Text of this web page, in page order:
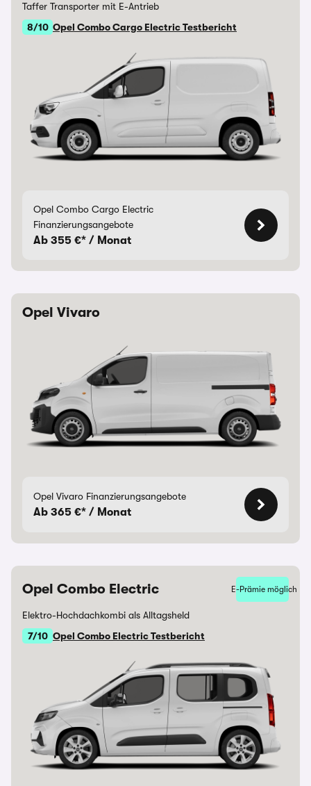
Taffer Transporter mit E-Antrieb
8/10 Opel Combo Cargo Electric Testbericht
Opel Combo Cargo Electric
Finanzierungsangebote
Ab 355 €* / Monat
Opel Vivaro
Opel Vivaro Finanzierungsangebote
Ab 365 €* / Monat
Opel Combo Electric E-Prämie möglich
Elektro-Hochdachkombi als Alltagsheld
7/10 Opel Combo Electric Testbericht